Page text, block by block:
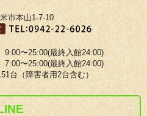
市本山1-7-10
最終入館24:00)
〜25:00(最終入館24:00)
台（障害者用2台含む）